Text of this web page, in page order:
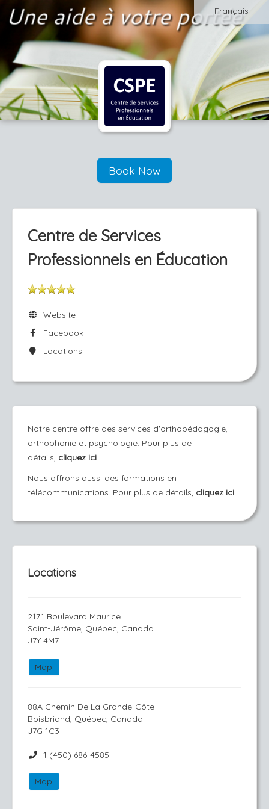
Français
Book Now
Centre de Services
Professionnels en Éducation
Website
Facebook
Locations
Notre centre offre des services d'orthopédagogie,
orthophonie et psychologie. Pour plus de
détails, cliquez ici.
Nous offrons aussi des formations en
télécommunications. Pour plus de détails, cliquez ici.
Locations
2171 Boulevard Maurice
Saint-Jérôme, Québec, Canada
J7Y 4M7
Map
88A Chemin De La Grande-Côte
Boisbriand, Québec, Canada
J7G 1C3
1 (450) 686-4585
Map